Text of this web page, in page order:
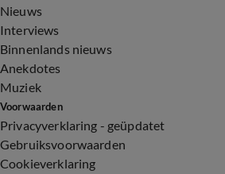
Nieuws
Interviews
Binnenlands nieuws
Anekdotes
Muziek
Voorwaarden
Privacyverklaring - geüpdatet
Gebruiksvoorwaarden
Cookieverklaring